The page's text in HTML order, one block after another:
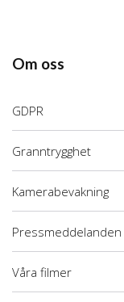
Om oss
GDPR
Granntrygghet
Kamerabevakning
Pressmeddelanden
Våra filmer